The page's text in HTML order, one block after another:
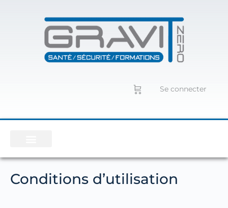
Se connecter
Conditions d’utilisation